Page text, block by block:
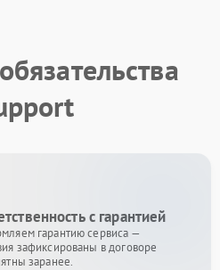
с гарантией
гарантию сервиса —
зафиксированы в договоре
заранее.